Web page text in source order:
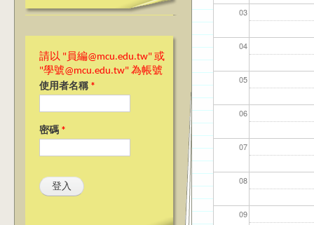
請以 "員編@mcu.edu.tw" 或
"學號@mcu.edu.tw" 為帳號
使用者名稱 *
密碼 *
03
04
05
06
07
08
09